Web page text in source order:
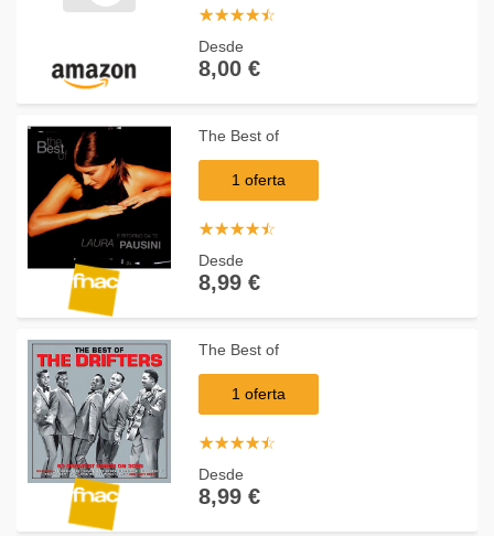
☆☆☆☆☆
★★★★★
Desde
8,00 €
The Best of
1 oferta
☆☆☆☆☆
★★★★★
Desde
8,99 €
The Best of
1 oferta
☆☆☆☆☆
★★★★★
Desde
8,99 €